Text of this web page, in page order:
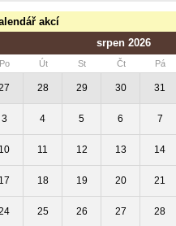
akcí
srpen 2026
Po Út St Čt Pá
28 29 30 31
3 4 5 6 7
10 11 12 13 14
17 18 19 20 21
25 26 27 28